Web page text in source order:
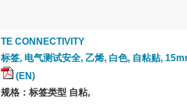
TE CONNECTIVITY
标签, 电气测试安全, 乙烯, 白色, 自粘贴,
(EN)
规格：标签类型 自粘,